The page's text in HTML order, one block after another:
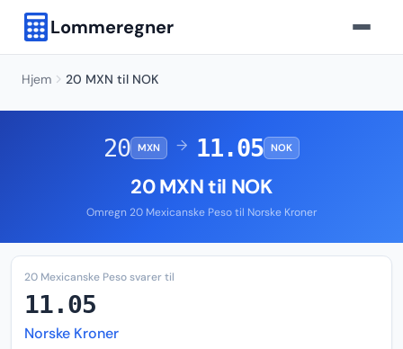
Lommeregner
Hjem 20 MXN til NOK
20 MXN → 11.05 NOK
20 MXN til NOK
Omregn 20 Mexicanske Peso til Norske Kroner
20 Mexicanske Peso svarer til
11.05
Norske Kroner